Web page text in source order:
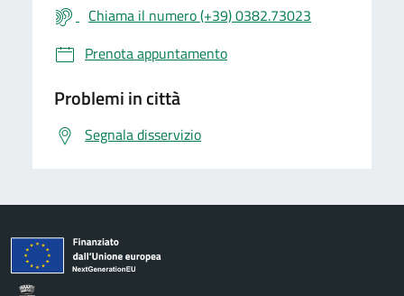
Chiama il numero (+39) 0382.73023
Prenota appuntamento
Problemi in città
Segnala disservizio